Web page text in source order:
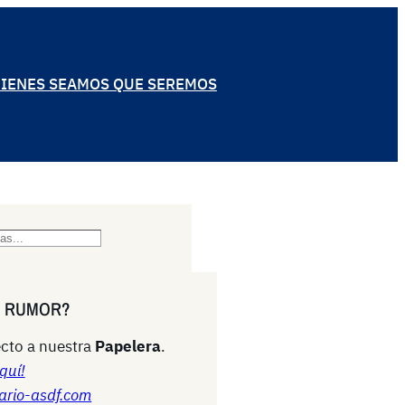
SEAMOS QUE SEREMOS
a nuestra Papelera.
asdf.com